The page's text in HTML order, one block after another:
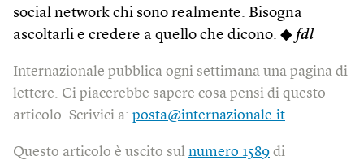
social network chi sono realmente. Bisogna
ascoltarli e credere a quello che dicono. ◆ fdl
Internazionale pubblica ogni settimana una pagina di
lettere. Ci piacerebbe sapere cosa pensi di questo
articolo. Scrivici a: posta@internazionale.it
Questo articolo è uscito sul numero 1589 di